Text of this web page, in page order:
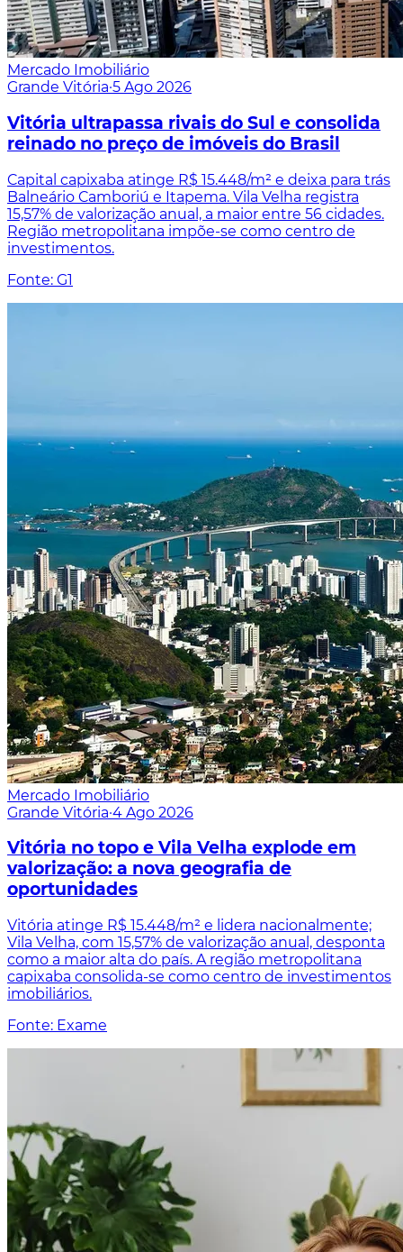
Mercado Imobiliário
Grande Vitória·5 Ago 2026
Vitória ultrapassa rivais do Sul e consolida
reinado no preço de imóveis do Brasil
Capital capixaba atinge R$ 15.448/m² e deixa para trás
Balneário Camboriú e Itapema. Vila Velha registra
15,57% de valorização anual, a maior entre 56 cidades.
Região metropolitana impõe-se como centro de
investimentos.
Fonte: G1
Mercado Imobiliário
Grande Vitória·4 Ago 2026
Vitória no topo e Vila Velha explode em
valorização: a nova geografia de
oportunidades
Vitória atinge R$ 15.448/m² e lidera nacionalmente;
Vila Velha, com 15,57% de valorização anual, desponta
como a maior alta do país. A região metropolitana
capixaba consolida-se como centro de investimentos
imobiliários.
Fonte: Exame